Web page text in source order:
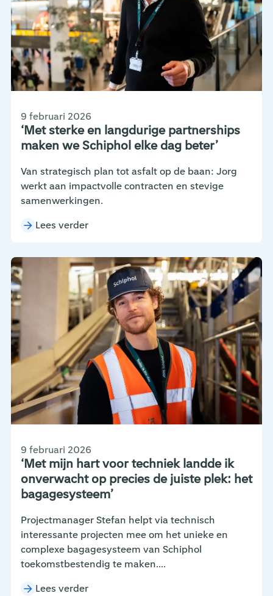
‘Met sterke en langdurige partnerships
maken we Schiphol elke dag beter’
9 februari 2026
Van strategisch plan tot asfalt op de baan: Jorg
werkt aan impactvolle contracten en stevige
samenwerkingen.
Lees verder
‘Met mijn hart voor techniek landde ik
onverwacht op precies de juiste plek: het
bagagesysteem’
9 februari 2026
Projectmanager Stefan helpt via technisch
interessante projecten mee om het unieke en
complexe bagagesysteem van Schiphol
toekomstbestendig te maken....
Lees verder